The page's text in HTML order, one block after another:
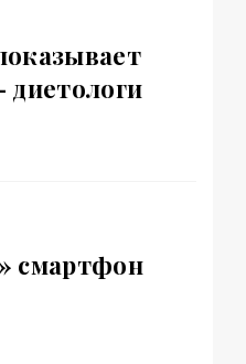
диетологи
смартфон